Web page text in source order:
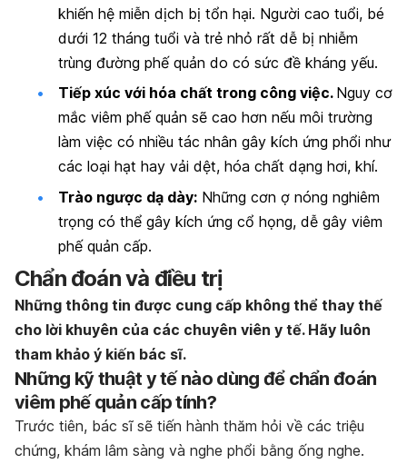
khiến hệ miễn dịch bị tổn hại. Người cao tuổi, bé
dưới 12 tháng tuổi và trẻ nhỏ rất dễ bị nhiễm
trùng đường phế quản do có sức đề kháng yếu.
Tiếp xúc với hóa chất trong công việc. Nguy cơ
mắc viêm phế quản sẽ cao hơn nếu môi trường
làm việc có nhiều tác nhân gây kích ứng phổi như
các loại hạt hay vải dệt, hóa chất dạng hơi, khí.
Trào ngược dạ dày: Những cơn ợ nóng nghiêm
trọng có thể gây kích ứng cổ họng, dễ gây viêm
phế quản cấp.
Chẩn đoán và điều trị
Những thông tin được cung cấp không thể thay thế
cho lời khuyên của các chuyên viên y tế. Hãy luôn
tham khảo ý kiến bác sĩ.
Những kỹ thuật y tế nào dùng để chẩn đoán
viêm phế quản cấp tính?
Trước tiên, bác sĩ sẽ tiến hành thăm hỏi về các triệu
chứng, khám lâm sàng và nghe phổi bằng ống nghe.